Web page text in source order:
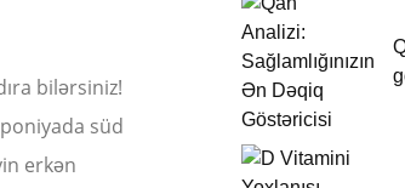
bilərsiniz!
süd
erkən